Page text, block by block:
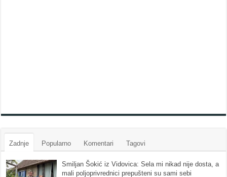
Zadnje Popularno Komentari Tagovi
Smiljan Šokić iz Vidovica: Sela mi nikad nije dosta, a
mali poljoprivrednici prepušteni su sami sebi